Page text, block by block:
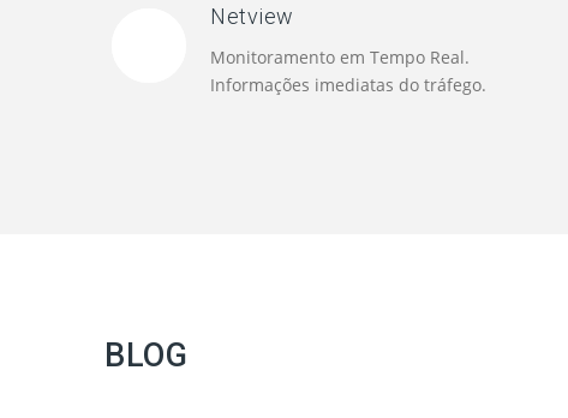
Netview
Monitoramento em Tempo Real.
Informações imediatas do tráfego.
BLOG